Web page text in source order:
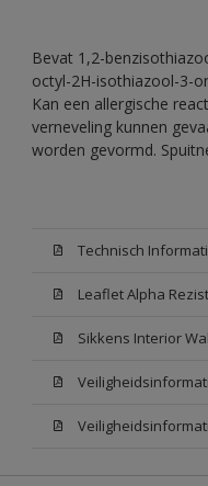
Bevat 1,2-
octyl-2H-isothiazool-3-
Kan een allergische
verneveling kunnen
worden gevormd.
Leaflet Alpha